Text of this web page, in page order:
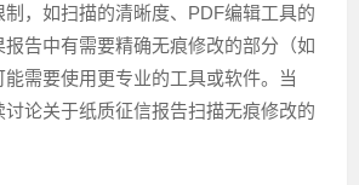
，如扫描的清晰度、PDF编辑工具的
告中有需要精确无痕修改的部分（如
需要使用更专业的工具或软件。当
论关于纸质征信报告扫描无痕修改的